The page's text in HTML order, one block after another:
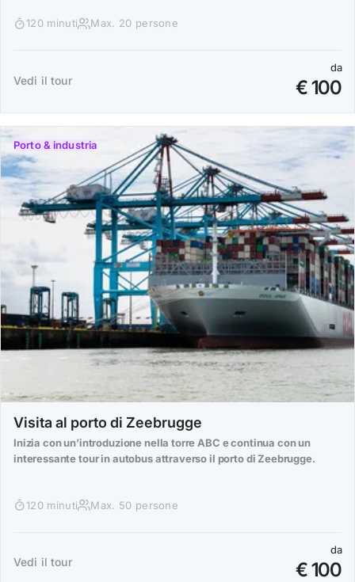
120 minuti Max. 20 persone
Vedi il tour
da
€ 100
Porto & industria
Visita al porto di Zeebrugge
Inizia con un’introduzione nella torre ABC e continua con un
interessante tour in autobus attraverso il porto di Zeebrugge.
120 minuti Max. 50 persone
Vedi il tour
da
€ 100